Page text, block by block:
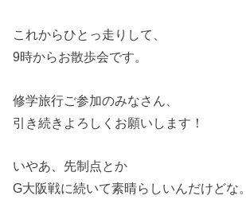
これからひとっ走りして、
9時からお散歩会です。
修学旅行ご参加のみなさん、
引き続きよろしくお願いします！
いやあ、先制点とか
G大阪戦に続いて素晴らしいんだけどな。